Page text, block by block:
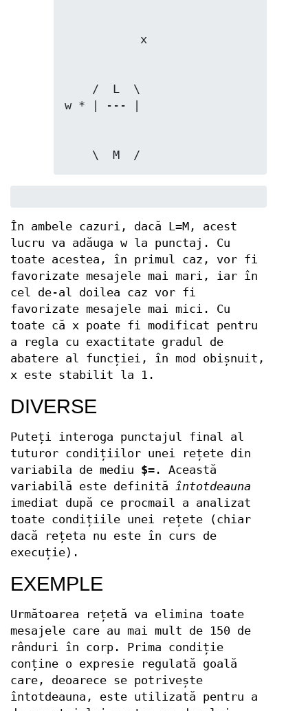
    \  M  /
În ambele cazuri, dacă L=M, acest
lucru va adăuga w la punctaj. Cu
toate acestea, în primul caz, vor fi
favorizate mesajele mai mari, iar în
cel de-al doilea caz vor fi
favorizate mesajele mai mici. Cu
toate că x poate fi modificat pentru
a regla cu exactitate gradul de
abatere al funcției, în mod obișnuit,
x este stabilit la 1.
DIVERSE
Puteți interoga punctajul final al
tuturor condițiilor unei rețete din
variabila de mediu $= . Această
variabilă este definită
întotdeauna
imediat după ce procmail a analizat
toate condițiile unei rețete (chiar
dacă rețeta nu este în curs de
execuție).
EXEMPLE
Următoarea rețetă va elimina toate
mesajele care au mai mult de 150 de
rânduri în corp. Prima condiție
conține o expresie regulată goală
care, deoarece se potrivește
întotdeauna, este utilizată pentru a